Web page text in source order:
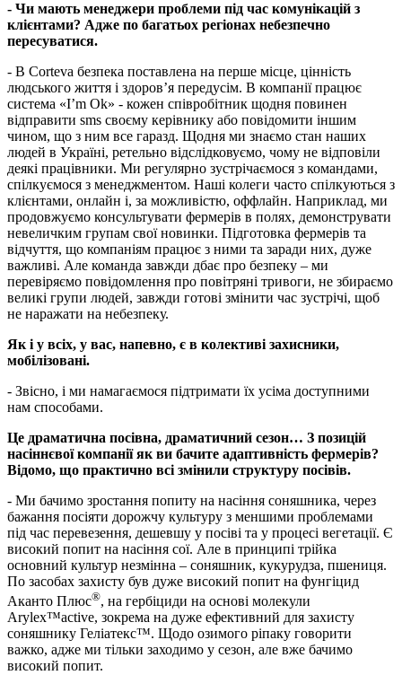
- Чи мають менеджери проблеми під час комунікацій з
клієнтами? Адже по багатьох регіонах небезпечно
пересуватися.
- В Corteva безпека поставлена на перше місце, цінність
людського життя і здоров’я передусім. В компанії працює
система «I’m Ok» - кожен співробітник щодня повинен
відправити sms своєму керівнику або повідомити іншим
чином, що з ним все гаразд. Щодня ми знаємо стан наших
людей в Україні, ретельно відслідковуємо, чому не відповіли
деякі працівники. Ми регулярно зустрічаємося з командами,
спілкуємося з менеджментом. Наші колеги часто спілкуються з
клієнтами, онлайн і, за можливістю, оффлайн. Наприклад, ми
продовжуємо консультувати фермерів в полях, демонструвати
невеличким групам свої новинки. Підготовка фермерів та
відчуття, що компаніям працює з ними та заради них, дуже
важливі. Але команда завжди дбає про безпеку – ми
перевіряємо повідомлення про повітряні тривоги, не збираємо
великі групи людей, завжди готові змінити час зустрічі, щоб
не наражати на небезпеку.
Як і у всіх, у вас, напевно, є в колективі захисники,
мобілізовані.
- Звісно, і ми намагаємося підтримати їх усіма доступними
нам способами.
Це драматична посівна, драматичний сезон… З позицій
насіннєвої компанії як ви бачите адаптивність фермерів?
Відомо, що практично всі змінили структуру посівів.
- Ми бачимо зростання попиту на насіння соняшника, через
бажання посіяти дорожчу культуру з меншими проблемами
під час перевезення, дешевшу у посіві та у процесі вегетації. Є
високий попит на насіння сої. Але в принципі трійка
основний культур незмінна – соняшник, кукурудза, пшениця.
По засобах захисту був дуже високий попит на фунгіцид
Аканто Плюс®, на гербіциди на основі молекули
Arylex™active, зокрема на дуже ефективний для захисту
соняшнику Геліатекс™. Щодо озимого ріпаку говорити
важко, адже ми тільки заходимо у сезон, але вже бачимо
високий попит.